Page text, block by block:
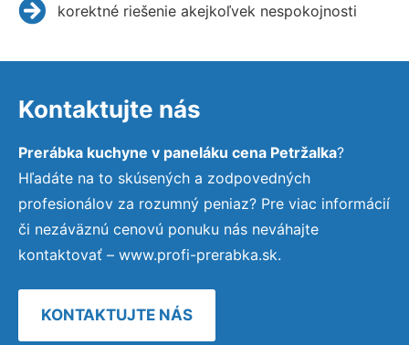
korektné riešenie akejkoľvek nespokojnosti
Kontaktujte nás
Prerábka kuchyne v paneláku cena Petržalka?
Hľadáte na to skúsených a zodpovedných
profesionálov za rozumný peniaz? Pre viac informácií
či nezáväznú cenovú ponuku nás neváhajte
kontaktovať – www.profi-prerabka.sk.
KONTAKTUJTE NÁS